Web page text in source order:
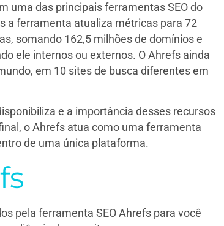
uma das principais ferramentas SEO do
a ferramenta atualiza métricas para 72
somando 162,5 milhões de domínios e
ele internos ou externos. O Ahrefs ainda
em 10 sites de busca diferentes em
e a importância desses recursos
o Ahrefs atua como uma ferramenta
de uma única plataforma.
pela ferramenta SEO Ahrefs para você